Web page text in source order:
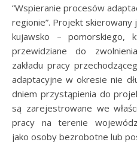
“Wspieranie procesów
regionie”. Projekt
kujawsko – pomorskiego,
przewidziane do
zakładu pracy
adaptacyjne w okresie nie
dniem przystąpienia do
są zarejestrowane we
pracy na terenie
jako osoby bezrobotne lub